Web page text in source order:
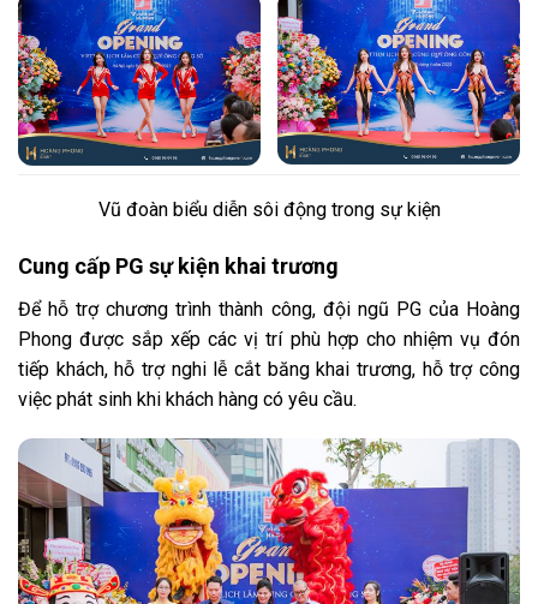
Vũ đoàn biểu diễn sôi động trong sự kiện
Cung cấp PG sự kiện khai trương
Để hỗ trợ chương trình thành công, đội ngũ PG của Hoàng
Phong được sắp xếp các vị trí phù hợp cho nhiệm vụ đón
tiếp khách, hỗ trợ nghi lễ cắt băng khai trương, hỗ trợ công
việc phát sinh khi khách hàng có yêu cầu.